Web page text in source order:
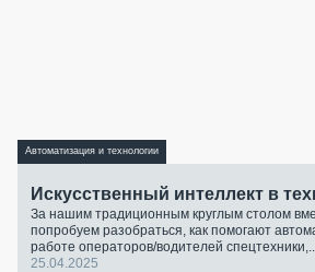
Автоматизация и технологии
Искусственный интеллект в
За нашим традиционным круглым столом
попробуем разобраться, как помогают
работе операторов/водителей спецтехники,...
25.04.2025